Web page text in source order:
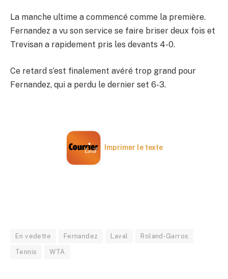
La manche ultime a commencé comme la première.
Fernandez a vu son service se faire briser deux fois et
Trevisan a rapidement pris les devants 4-0.
Ce retard s’est finalement avéré trop grand pour
Fernandez, qui a perdu le dernier set 6-3.
Imprimer le texte
En vedette Fernandez Laval Roland-Garros
Tennis WTA